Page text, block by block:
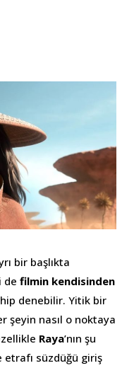
bir başlıkta
de filmin kendisinden
denebilir. Yitik bir
şeyin nasıl o noktaya
Raya’nın şu
etrafı süzdüğü giriş